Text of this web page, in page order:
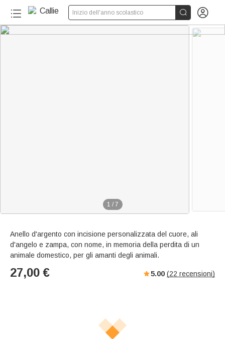
Inizio dell'anno scolastico  
1 / 7
Anello d'argento con incisione personalizzata del cuore, ali
d'angelo e zampa, con nome, in memoria della perdita di un
animale domestico, per gli amanti degli animali.
27,00 € 5.00 (22 recensioni)